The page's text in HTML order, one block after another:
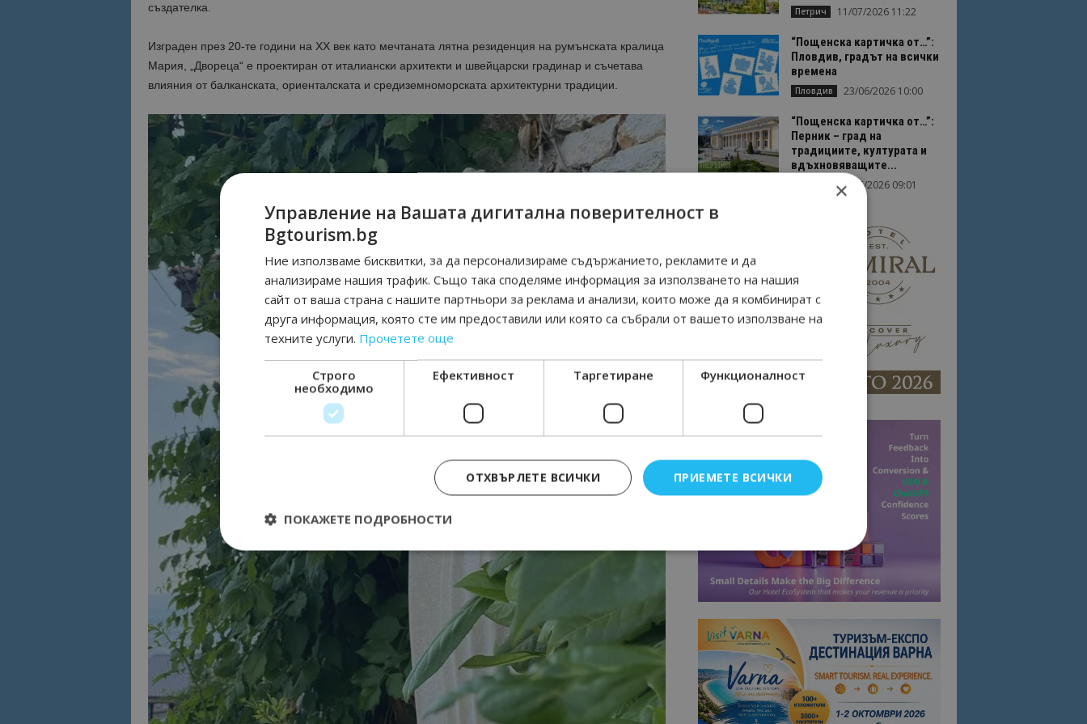
създателка.
Изграден през 20-те години на XX век като мечтаната лятна резиденция на румънската кралица
Мария, „Двореца“ е проектиран от италиански архитекти и швейцарски градинар и съчетава
влияния от балканската, ориенталската и средиземноморската архитектурни традиции.
Петрич 11/07/2026 11:22
“Пощенска картичка от…”:
Пловдив, градът на всички
времена
Пловдив 23/06/2026 10:00
“Пощенска картичка от…”:
Перник – град на
традициите, културата и
вдъхновяващите...
17/06/2026 09:01
×
Управление на Вашата дигитална поверителност в
Bgtourism.bg
Ние използваме бисквитки, за да персонализираме съдържанието, рекламите и да
анализираме нашия трафик. Също така споделяме информация за използването на нашия
сайт от ваша страна с нашите партньори за реклама и анализи, които може да я комбинират с
друга информация, която сте им предоставили или която са събрали от вашето използване на
техните услуги. Прочетете още
Строго
необходимо
Ефективност Таргетиране Функционалност
ПРИЕМЕТЕ ВСИЧКИ
ОТХВЪРЛЕТЕ ВСИЧКИ
ПОКАЖЕТЕ ПОДРОБНОСТИ
Строго необходимо Ефективност Функционалност
Строго необходимите бисквитки позволяват основната функционалност на уебсайта, като потребителско влизане и
управление на акаунта. Уебсайтът не може да се използва правилно без строго необходими бисквитки.
Доставчик
/
Домейн
Валиден
до
Описание
cookie_notice_accepted
lisandraramos.com
bgtourism.bg
7 дни
Тази бисквитка се използва, за да запомните съгласието
на потребителя за използването на бисквитки на сайта.